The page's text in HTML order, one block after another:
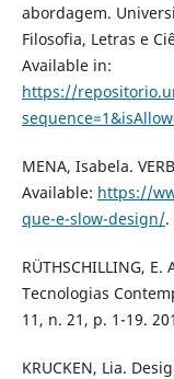
abordagem.
Filosofia, Letras e
Available in:
https://
MENA, Isabela.
Available: https://
que-e-slow-design/.
RÜTHSCHILLING,
Tecnologias
11, n. 21, p. 1-19.
KRUCKEN, Lia.